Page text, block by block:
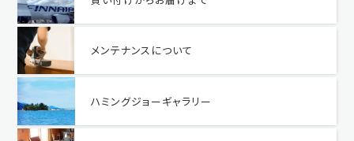
メンテナンスについて
ハミングジョーギャラリー